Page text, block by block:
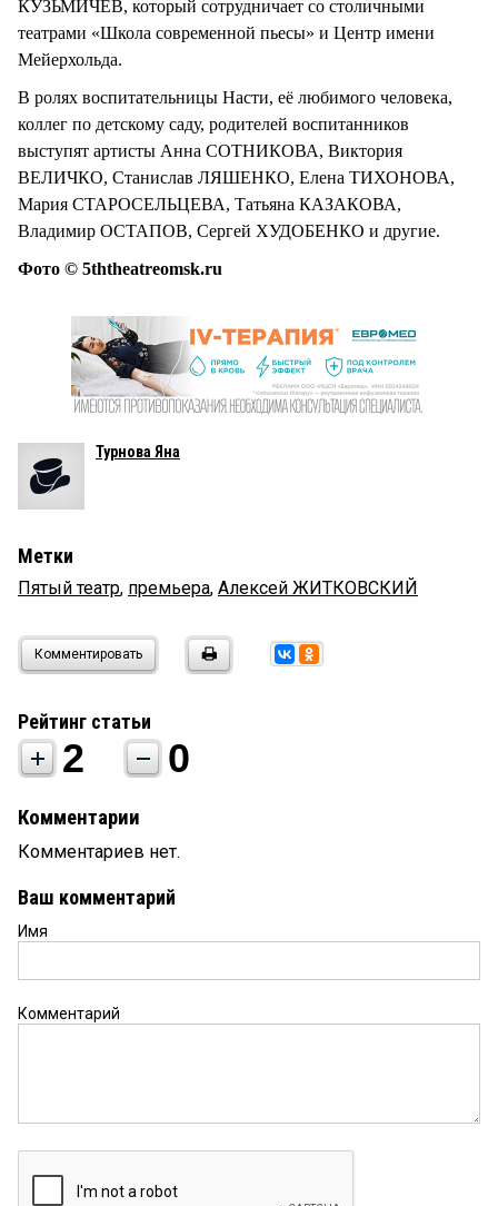
КУЗЬМИЧЁВ, который сотрудничает со столичными
театрами «Школа современной пьесы» и Центр имени
Мейерхольда.
В ролях воспитательницы Насти, её любимого человека,
коллег по детскому саду, родителей воспитанников
выступят артисты Анна СОТНИКОВА, Виктория
ВЕЛИЧКО, Станислав ЛЯШЕНКО, Елена ТИХОНОВА,
Мария СТАРОСЕЛЬЦЕВА, Татьяна КАЗАКОВА,
Владимир ОСТАПОВ, Сергей ХУДОБЕНКО и другие.
Фото © 5ththeatreomsk.ru
Турнова Яна
Метки
Пятый театр, премьера, Алексей ЖИТКОВСКИЙ
Комментировать
Рейтинг статьи
2 0
Комментарии
Комментариев нет.
Ваш комментарий
Имя
Комментарий